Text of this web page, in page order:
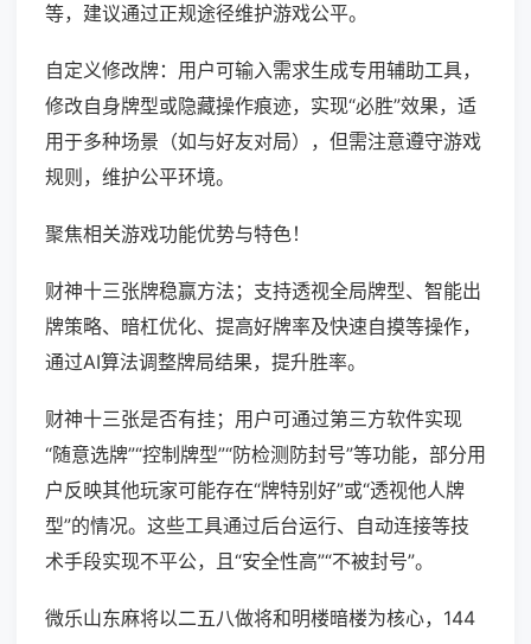
等，建议通过正规途径维护游戏公平。
自定义修改牌：用户可输入需求生成专用辅助工具，
修改自身牌型或隐藏操作痕迹，实现“必胜”效果，适
用于多种场景（如与好友对局），但需注意遵守游戏
规则，维护公平环境。
聚焦相关游戏功能优势与特色！
财神十三张牌稳赢方法；支持透视全局牌型、智能出
牌策略、暗杠优化、提高好牌率及快速自摸等操作，
通过AI算法调整牌局结果，提升胜率。
财神十三张是否有挂；用户可通过第三方软件实现
“随意选牌”“控制牌型”“防检测防封号”等功能，部分用
户反映其他玩家可能存在“牌特别好”或“透视他人牌
型”的情况。这些工具通过后台运行、自动连接等技
术手段实现不平公，且“安全性高”“不被封号”。
微乐山东麻将以二五八做将和明楼暗楼为核心，144